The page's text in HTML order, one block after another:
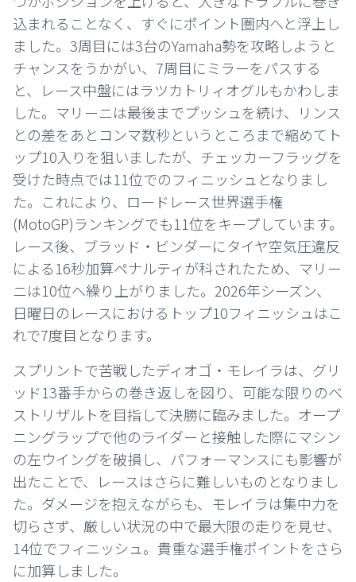
込まれることなく、すぐにポイント圏内へと浮上し
ました。3周目には3台のYamaha勢を攻略しようと
チャンスをうかがい、7周目にミラーをパスする
と、レース中盤にはラツカトリィオグルもかわしま
した。マリーニは最後までプッシュを続け、リンス
との差をあとコンマ数秒というところまで縮めてト
ップ10入りを狙いましたが、チェッカーフラッグを
受けた時点では11位でのフィニッシュとなりまし
た。これにより、ロードレース世界選手権
(MotoGP)ランキングでも11位をキープしています。
レース後、ブラッド・ビンダーにタイヤ空気圧違反
による16秒加算ペナルティが科されたため、マリー
ニは10位へ繰り上がりました。2026年シーズン、
日曜日のレースにおけるトップ10フィニッシュはこ
れで7度目となります。
スプリントで苦戦したディオゴ・モレイラは、グリ
ッド13番手からの巻き返しを図り、可能な限りのベ
ストリザルトを目指して決勝に臨みました。オープ
ニングラップで他のライダーと接触した際にマシン
の左ウイングを破損し、パフォーマンスにも影響が
出たことで、レースはさらに難しいものとなりまし
た。ダメージを抱えながらも、モレイラは集中力を
切らさず、厳しい状況の中で最大限の走りを見せ、
14位でフィニッシュ。貴重な選手権ポイントをさら
に加算しました。